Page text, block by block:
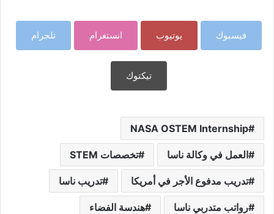
فيسبوك يوتيوب انستغرام تلجرام
تيكتوك
NASA OSTEM Internship
العمل في وكالة ناسا تخصصات STEM
تدريب مدفوع الأجر في أمريكا تدريب ناسا
رواتب متدربي ناسا هندسة الفضاء